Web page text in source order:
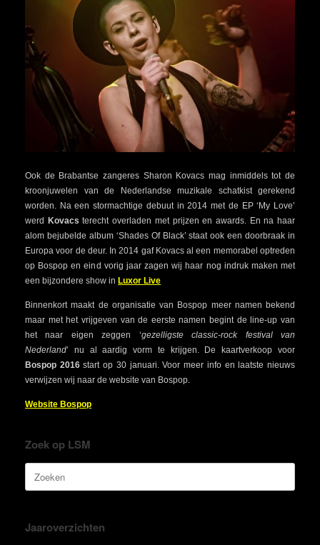
Ook de Brabantse zangeres Sharon Kovacs mag inmiddels tot de
kroonjuwelen van de Nederlandse muzikale schatkist gerekend
worden. Na een stormachtige debuut in 2014 met de EP ‘My Love’
werd
Kovacs terecht overladen met prijzen en awards. En na haar
alom bejubelde album ‘Shades Of Black’ staat ook een doorbraak in
Europa voor de deur. In 2014 gaf Kovacs al een memorabel optreden
op Bospop en eind vorig jaar zagen wij haar nog indruk maken met
een bijzondere show in Luxor Live
Binnenkort maakt de organisatie van Bospop meer namen bekend
maar met het vrijgeven van de eerste namen begint de line-up van
het naar eigen zeggen ‘gezelligste classic-rock festival van
Nederland’ nu al aardig vorm te krijgen. De kaartverkoop voor
Bospop 2016start op 30 januari. Voor meer info en laatste nieuws
verwijzen wij naar de website van Bospop.
Website Bospop
Zoek op LSM
Zoeken
naar:
Jaaroverzichten